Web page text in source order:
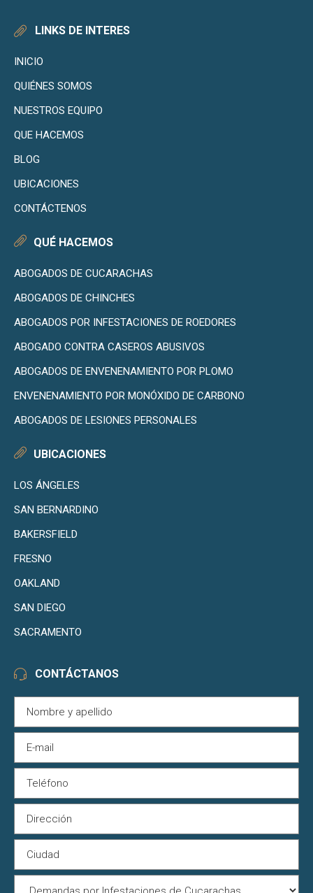
LINKS DE INTERES
INICIO
QUIÉNES SOMOS
NUESTROS EQUIPO
QUE HACEMOS
BLOG
UBICACIONES
CONTÁCTENOS
CONTÁCTANOS
QUÉ HACEMOS
ABOGADOS DE CUCARACHAS
ABOGADOS DE CHINCHES
ABOGADOS POR INFESTACIONES DE ROEDORES
ABOGADO CONTRA CASEROS ABUSIVOS
ABOGADOS DE ENVENENAMIENTO POR PLOMO
ENVENENAMIENTO POR MONÓXIDO DE CARBONO
ABOGADOS DE LESIONES PERSONALES
UBICACIONES
LOS ÁNGELES
SAN BERNARDINO
BAKERSFIELD
FRESNO
OAKLAND
SAN DIEGO
SACRAMENTO